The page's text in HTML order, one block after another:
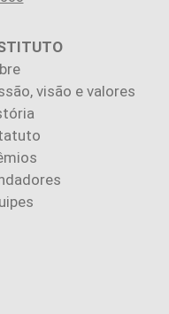
visão e valores